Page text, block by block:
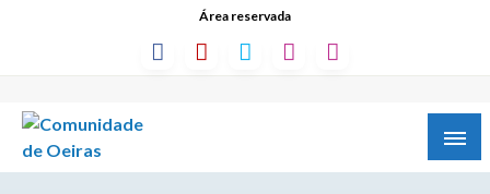
Área reservada